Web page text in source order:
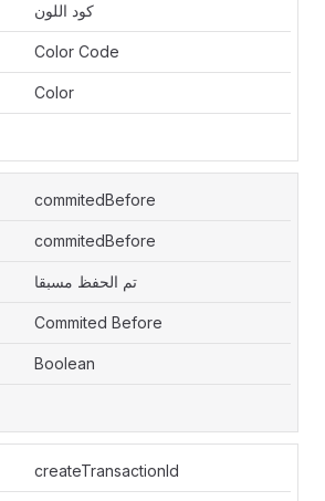
كود اللون
Color Code
Color
commitedBefore
commitedBefore
تم الحفظ مسبقا
Commited Before
Boolean
createTransactionId